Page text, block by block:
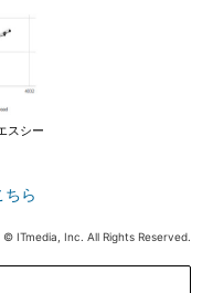
スシー
ちら
ITmedia, Inc. All Rights Reserved.